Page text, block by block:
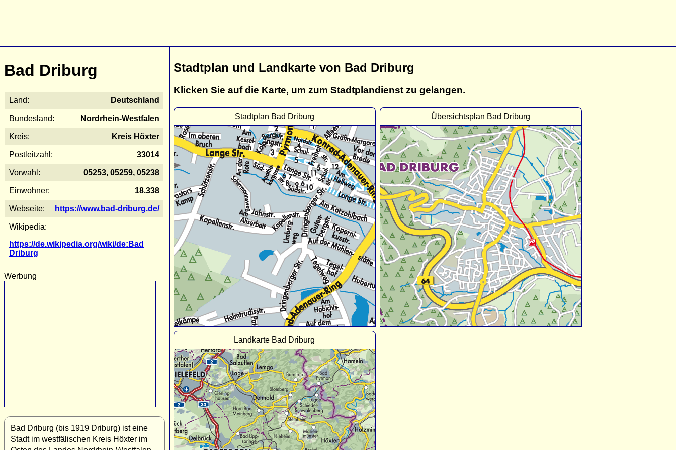
Bad Driburg
Land: Deutschland
Bundesland: Nordrhein-Westfalen
Kreis: Kreis Höxter
Postleitzahl: 33014
Vorwahl: 05253, 05259, 05238
Einwohner: 18.338
Webseite: https://www.bad-driburg.de/
Wikipedia:
https://de.wikipedia.org/wiki/de:Bad
Driburg
Werbung
Bad Driburg (bis 1919 Driburg) ist eine
Stadt im westfälischen Kreis Höxter im
Stadtplan und Landkarte von Bad Driburg
Klicken Sie auf die Karte, um zum Stadtplandienst zu gelangen.
Stadtplan Bad Driburg Übersichtsplan Bad Driburg
Landkarte Bad Driburg